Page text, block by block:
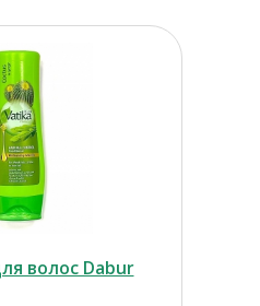
волос Dabur